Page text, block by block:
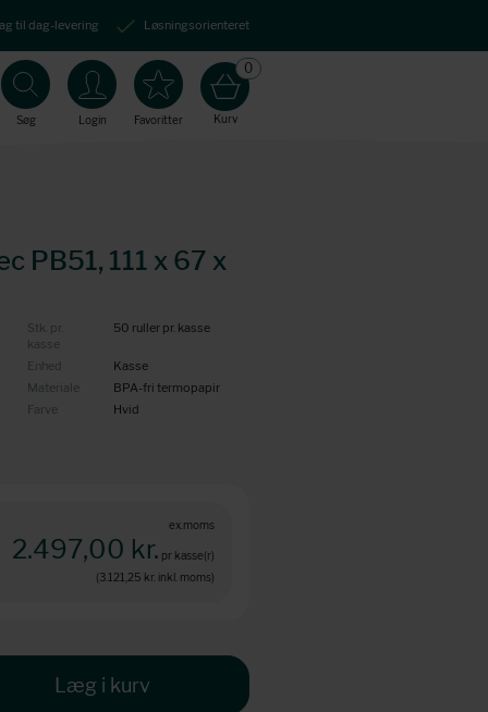
til dag-levering Løsningsorienteret
Søg Login Favoritter Kurv
0
PB51, 111 x 67 x
Stk. pr.
kasse
50 ruller pr. kasse
Enhed
Kasse
Materiale
BPA-fri termopapir
Farve Hvid
2.497,00 kr.
ex.moms
pr kasse(r)
(3.121,25 kr. inkl. moms)
Læg i kurv